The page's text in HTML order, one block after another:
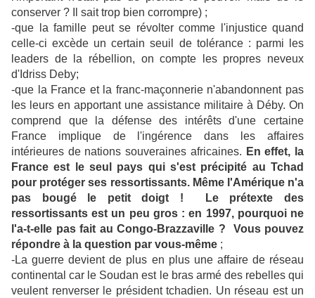
conserver ? Il sait trop bien corrompre) ;
-que la famille peut se révolter comme l'injustice quand
celle-ci excède un certain seuil de tolérance : parmi les
leaders de la rébellion, on compte les propres neveux
d'Idriss Deby;
-que la France et la franc-maçonnerie n'abandonnent pas
les leurs en apportant une assistance militaire à Déby. On
comprend que la défense des intérêts d'une certaine
France implique de l'ingérence dans les affaires
intérieures de nations souveraines africaines. En effet, la
France est le seul pays qui s'est précipité au Tchad
pour protéger ses ressortissants. Même l'Amérique n'a
pas bougé le petit doigt ! Le prétexte des
ressortissants est un peu gros : en 1997, pourquoi ne
l'a-t-elle pas fait au Congo-Brazzaville ? Vous pouvez
répondre à la question par vous-même ;
-La guerre devient de plus en plus une affaire de réseau
continental car le Soudan est le bras armé des rebelles qui
veulent renverser le président tchadien. Un réseau est un